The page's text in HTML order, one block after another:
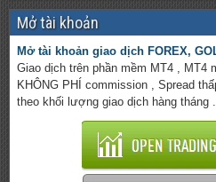
Mở tài khoản
Mở tài khoản giao dịch FOREX,
Giao dịch trên phần mềm MT4 , MT4
KHÔNG PHÍ commission , Spread
theo khối lượng giao dịch hàng tháng .